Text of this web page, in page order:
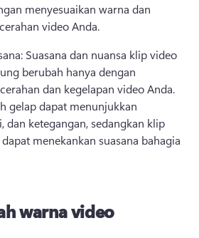
menyesuaikan warna dan
video Anda.
Suasana dan nuansa klip video
berubah hanya dengan
gelap dapat menunjukkan
dan ketegangan, sedangkan klip
menekankan suasana bahagia
warna video